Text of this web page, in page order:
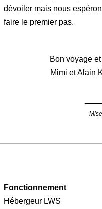
dévoiler mais nous
faire le premier pas.
Bon voyage
Mimi et Alain
Fonctionnement
Hébergeur LWS